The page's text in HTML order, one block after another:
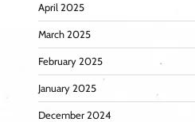
April 2025
March 2025
February 2025
January 2025
December 2024